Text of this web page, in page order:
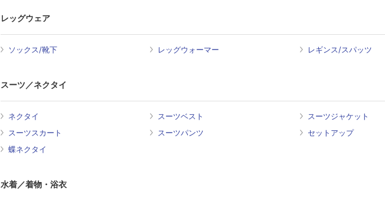
レッグウェア
ソックス/靴下 レッグウォーマー レギンス/スパッツ
スーツ／ネクタイ
ネクタイ スーツベスト
スーツジャケット
スーツスカート
スーツパンツ
セットアップ
蝶ネクタイ
水着／着物・浴衣